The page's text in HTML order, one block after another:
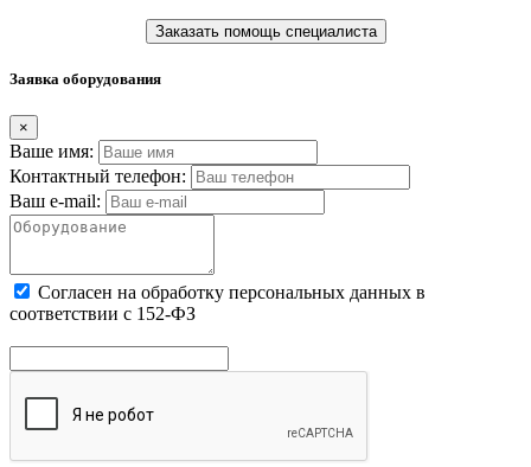
Заказать помощь специалиста
Заявка оборудования
×
Ваше имя:
Контактный телефон:
Ваш e-mail:
Cогласен на обработку персональных данных в
соответствии с 152-ФЗ